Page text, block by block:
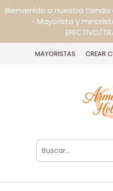
Bienvenido a nuestra
- Mayorista y minorista
EFECTIVO/
MAYORISTAS CREAR